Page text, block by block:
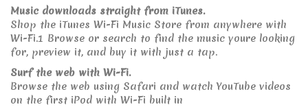
Music downloads straight from iTunes.
Shop the iTunes Wi-Fi Music Store from anywhere with
Wi-Fi.1 Browse or search to find the music youre looking
for, preview it, and buy it with just a tap.
Surf the web with Wi-Fi.
Browse the web using Safari and watch YouTube videos
on the first iPod with Wi-Fi built in